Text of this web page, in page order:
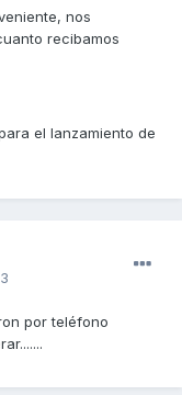
nos
recibamos
el lanzamiento de
por teléfono